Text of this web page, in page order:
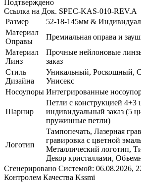
Подтверждено
Ссылка на Док. SPEC-KAS-010-REV.A
Размер
52-18-145мм &
Материал
Оправы
Премиальная оправа и
Материал
Линз
Прочные нейлоновые
заказ
Стиль
Дизайна
Уникальный, Роскошный,
Унисекс
Носоупоры Интегрированные
Шарнир
Петли с конструкцией 4+3
индивидуальный заказ (5
пружинные петли)
Логотип
Тампопечать, Лазерная
гравировка с цветной
Металлический логотип,
Декор кристаллами,
Сгенерировано Системой: 06.08.2026,
Контролем Качества Kssmi